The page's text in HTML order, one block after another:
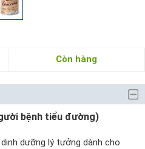
Còn hàng
bệnh tiểu đường)
dưỡng lý tưởng dành cho